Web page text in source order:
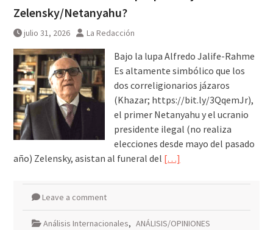
Zelensky/Netanyahu?
julio 31, 2026 La Redacción
Bajo la lupa Alfredo Jalife-Rahme
Es altamente simbólico que los
dos correligionarios jázaros
(Khazar; https://bit.ly/3QqemJr),
el primer Netanyahu y el ucranio
presidente ilegal (no realiza
elecciones desde mayo del pasado
año) Zelensky, asistan al funeral del […]
Leave a comment
Análisis Internacionales, ANÁLISIS/OPINIONES